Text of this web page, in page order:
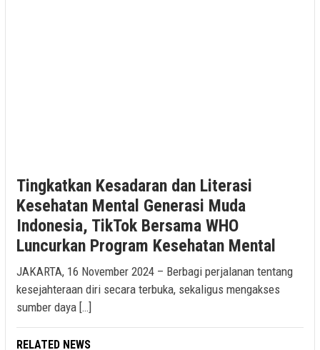
Tingkatkan Kesadaran dan Literasi
Kesehatan Mental Generasi Muda
Indonesia, TikTok Bersama WHO
Luncurkan Program Kesehatan Mental
JAKARTA, 16 November 2024 – Berbagi perjalanan tentang
kesejahteraan diri secara terbuka, sekaligus mengakses
sumber daya […]
RELATED NEWS